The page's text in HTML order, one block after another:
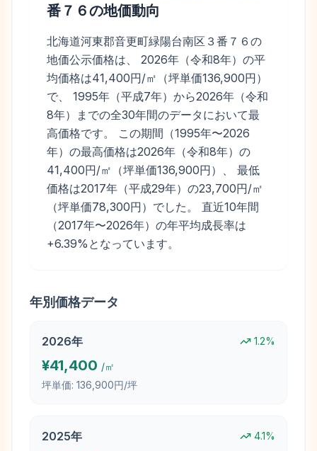
番７６の地価動向
北海道河東郡音更町緑陽台南区３番７６の
地価公示価格は、 2026年（令和8年）の平
均価格は41,400円/㎡（坪単価136,900円）
で、 1995年（平成7年）から2026年（令和
8年）までの全30年間のデータにおいて最
高価格です。 この期間（1995年〜2026
年）の最高価格は2026年（令和8年）の
41,400円/㎡（坪単価136,900円）、 最低
価格は2017年（平成29年）の23,700円/㎡
（坪単価78,300円）でした。 直近10年間
（2017年〜2026年）の年平均成長率は
+6.39%となっています。
年別価格データ
2026年 1.2%
¥41,400 /㎡
坪単価: 136,900円/坪
2025年 4.1%